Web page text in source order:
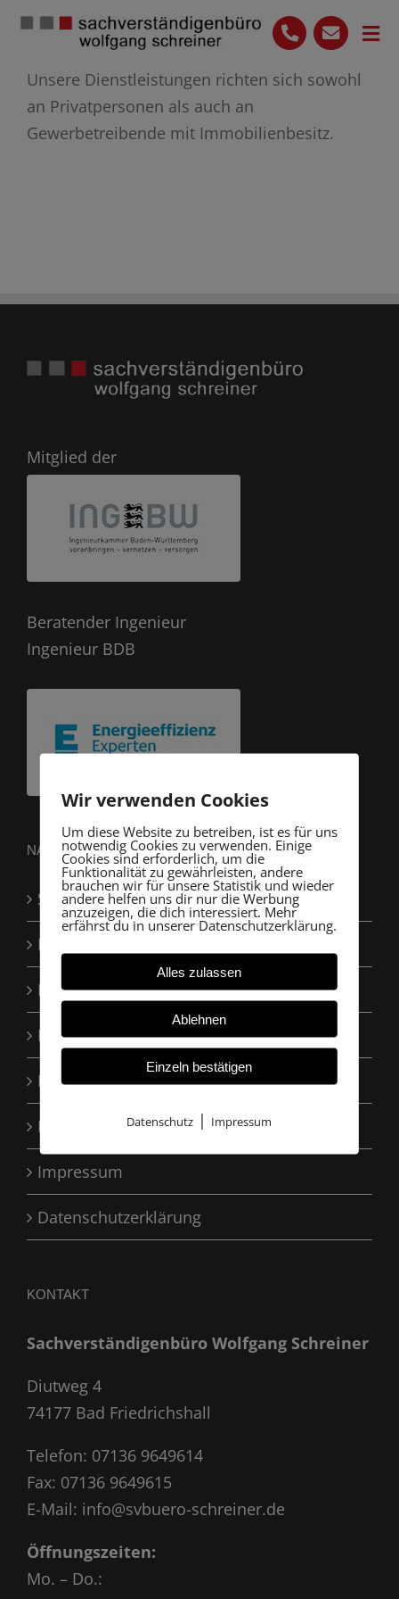
Skip
Start
Leistungen
Unsere Dienstleistungen richten sich sowohl
an Privatpersonen als auch an
Gewerbetreibende mit Immobilienbesitz.
Mitglied der
Beratender Ingenieur
Ingenieur BDB
NAVIGATION
Startseite
Leistungen
Das Team
Ihre Vorteile
Bewertungen
Kontakt
Impressum
Datenschutzerklärung
KONTAKT
Sachverständigenbüro Wolfgang Schreiner
Diutweg 4
74177 Bad Friedrichshall
Telefon: 07136 9649614
Fax: 07136 9649615
E-Mail: info@svbuero-schreiner.de
Öffnungszeiten:
Mo. – Do.:
Wir verwenden Cookies
Um diese Website zu betreiben, ist es für uns
notwendig Cookies zu verwenden. Einige
Cookies sind erforderlich, um die
Funktionalität zu gewährleisten, andere
brauchen wir für unsere Statistik und wieder
andere helfen uns dir nur die Werbung
anzuzeigen, die dich interessiert. Mehr
erfährst du in unserer Datenschutzerklärung.
Alles zulassen
Ablehnen
Einzeln bestätigen
Datenschutz | Impressum